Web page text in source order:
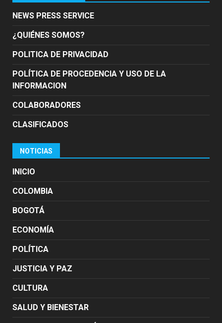
NEWS PRESS SERVICE
¿QUIÉNES SOMOS?
POLITICA DE PRIVACIDAD
POLÍTICA DE PROCEDENCIA Y USO DE LA
INFORMACION
COLABORADORES
CLASIFICADOS
NOTICIAS
INICIO
COLOMBIA
BOGOTÁ
ECONOMÍA
POLÍTICA
JUSTICIA Y PAZ
CULTURA
SALUD Y BIENESTAR